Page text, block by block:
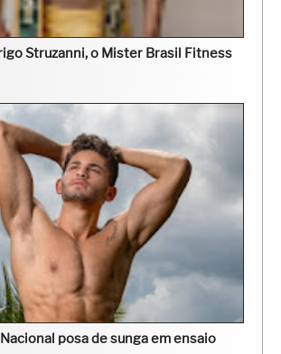
Struzanni, o Mister Brasil Fitness
posa de sunga em ensaio